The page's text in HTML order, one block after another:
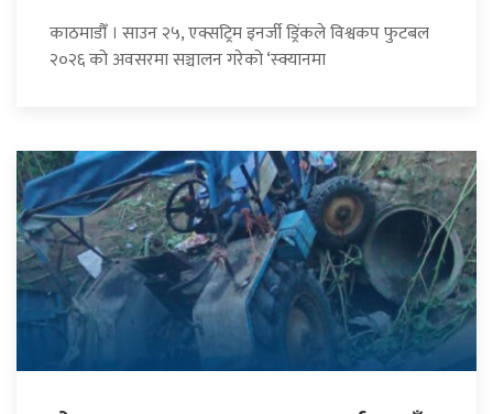
काठमाडौँ । साउन २५, एक्सट्रिम इनर्जी ड्रिंकले विश्वकप फुटबल
२०२६ को अवसरमा सञ्चालन गरेको ‘स्क्यानमा